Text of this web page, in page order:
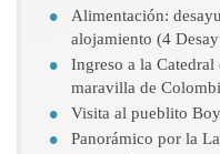
Alimentación:
alojamiento (4
Ingreso a la
maravilla de
Visita al pueblito
Panorámico por la